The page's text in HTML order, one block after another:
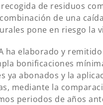
de residuos
de una
pone en riesgo la
ha elaborado y
bonificaciones
ya abonados y la
mediante la
periodos de años